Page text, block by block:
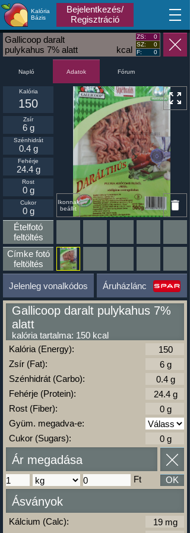
Kalória
Bázis
Bejelentkezés/
Regisztráció
MA
kcal
Gallicoop daralt
pulykahus 7% alatt
ZS:
0
SZ:
0
F:
0
Napló Adatok Fórum
Ikonnak
beállít
Kalória
150
Zsír
6 g
Szénhidrát
0.4 g
Fehérje
24.4 g
Rost
0 g
Cukor
0 g
Ételfotó
feltöltés
Címke fotó
feltöltés
Jelenleg vonalkódos Áruházlánc
Gallicoop daralt pulykahus 7%
alatt
kalória tartalma: 150 kcal
Kalória (Energy):
Zsír (Fat):
Szénhidrát (Carbo):
Fehérje (Protein):
Rost (Fiber):
Gyüm. megadva-e:
Cukor (Sugars):
Ár megadása
Ft OK
Ásványok
Kálcium (Calc):